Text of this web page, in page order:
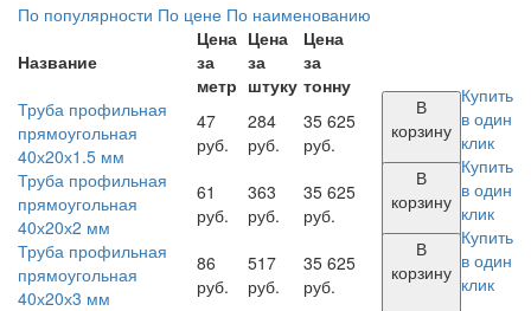
По популярности По цене По наименованию
Название
Цена
за
метр
Цена
за
штуку
Цена
за
тонну
Труба профильная
прямоугольная
40х20х1.5 мм
47
руб.
284
руб.
35 625
руб.
В
корзину
Купить
в один
клик
Труба профильная
прямоугольная
40х20х2 мм
61
руб.
363
руб.
35 625
руб.
В
корзину
Купить
в один
клик
Труба профильная
прямоугольная
40х20х3 мм
86
руб.
517
руб.
35 625
руб.
В
корзину
Купить
в один
клик